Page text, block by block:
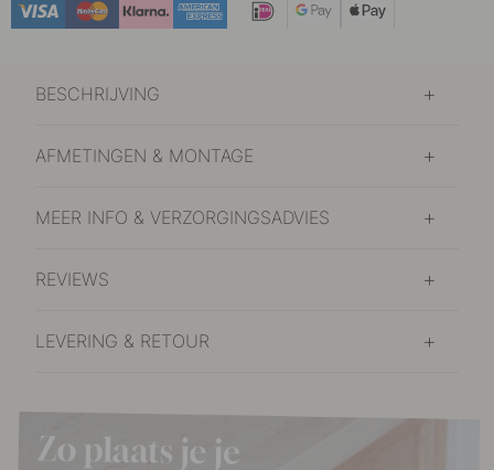
BESCHRIJVING
AFMETINGEN & MONTAGE
MEER INFO & VERZORGINGSADVIES
REVIEWS
LEVERING & RETOUR